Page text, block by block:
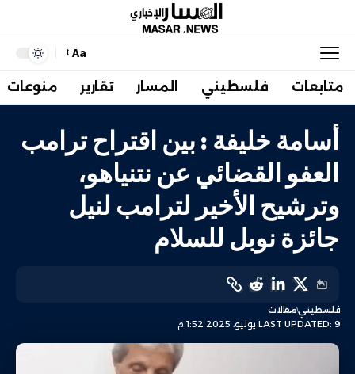
Aa
متابعات فلسطيني المسار تقارير منوعات
أسامة خليفة : بين اقتراح ترامب
العفو القضائي عن نتنياهو،
وترشيح الأخير لترامب لنيل
جائزة نوبل للسلام
LAST UPDATED: 9 يوليو، 2025 1:52 م
فلسطينيمقالات